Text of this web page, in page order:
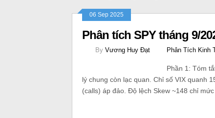
06 Sep 2025
Phân tích SPY tháng 9/
By Vương Huy Đạt Phân Tích Kinh
Phần 1: Tóm
lý chung còn lạc quan. Chỉ số VIX quanh
(calls) áp đảo. Độ lệch Skew ~148 chỉ